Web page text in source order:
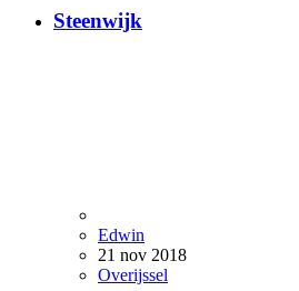
Steenwijk
Edwin
21 nov 2018
Overijssel